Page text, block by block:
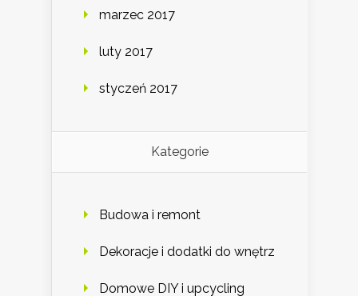
marzec 2017
luty 2017
styczeń 2017
Kategorie
Budowa i remont
Dekoracje i dodatki do wnętrz
Domowe DIY i upcycling